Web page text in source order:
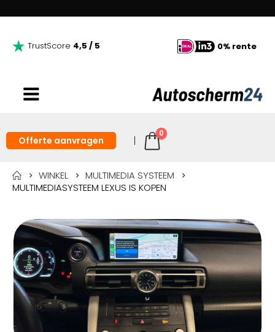
TrustScore 4,5 / 5 0% rente
Offerte aanvragen
0
WINKEL
MULTIMEDIA SYSTEEM
MULTIMEDIASYSTEEM LEXUS IS KOPEN